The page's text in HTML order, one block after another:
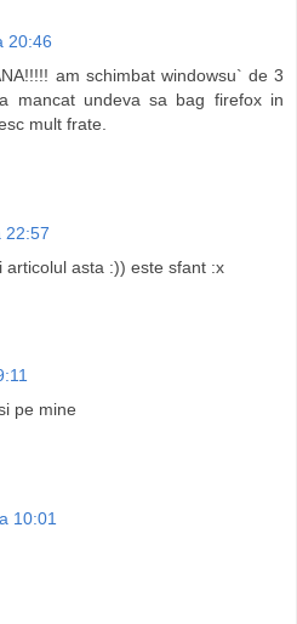
20:46
am schimbat windowsu` de 3
mancat undeva sa bag firefox in
mult frate.
22:57
asta :)) este sfant :x
pe mine
10:01